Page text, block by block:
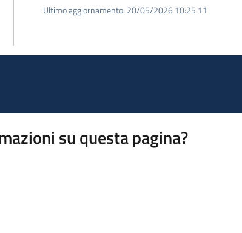
Ultimo aggiornamento: 20/05/2026 10:25.11
su questa pagina?